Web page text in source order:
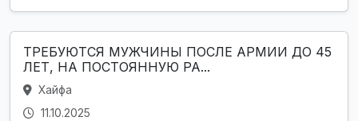
ТРЕБУЮТСЯ МУЖЧИНЫ ПОСЛЕ АРМИИ ДО 45
ЛЕТ, НА ПОСТОЯННУЮ РА...
Хайфа
11.10.2025